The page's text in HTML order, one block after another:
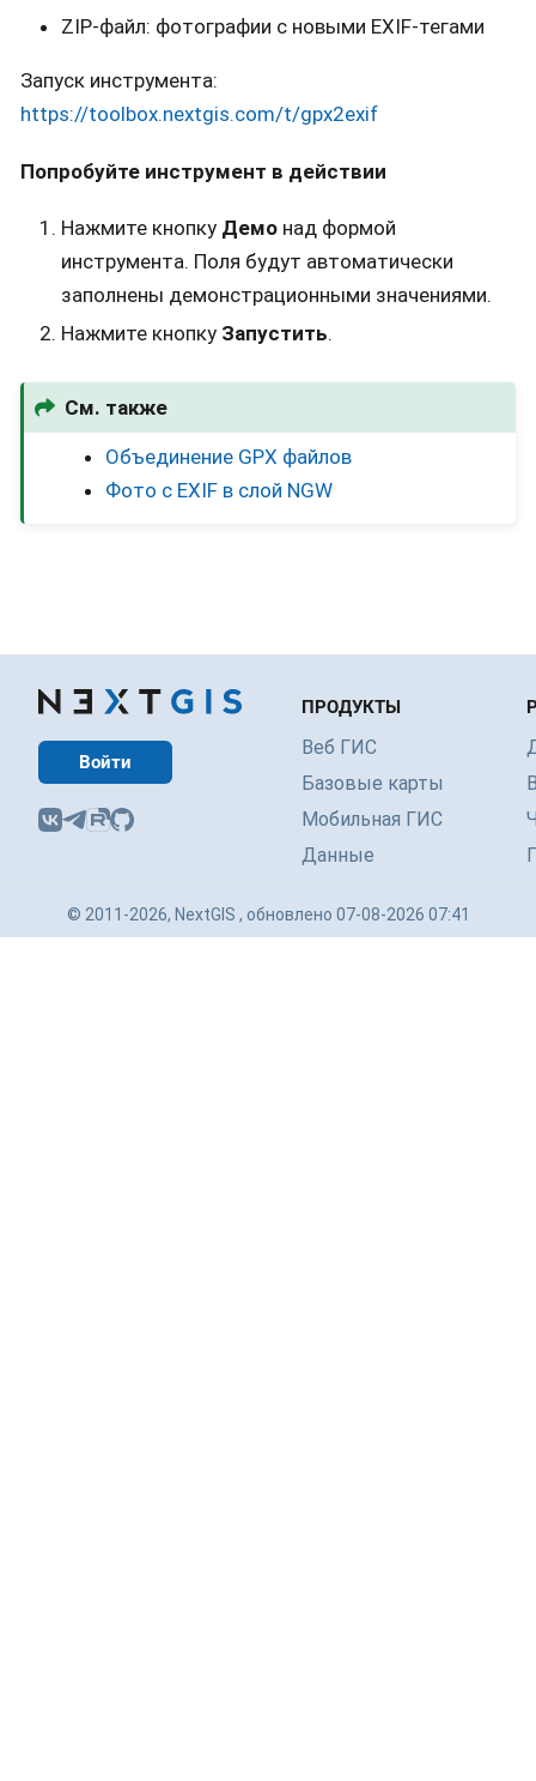
ZIP-файл: фотографии с новыми EXIF-тегами
Запуск инструмента:
https://toolbox.nextgis.com/t/gpx2exif
Попробуйте инструмент в действии
Нажмите кнопку Демо над формой
инструмента. Поля будут автоматически
заполнены демонстрационными значениями.
Нажмите кнопку Запустить.
См. также
Объединение GPX файлов
Фото с EXIF в слой NGW
Войти
ПРОДУКТЫ
Веб ГИС
Базовые карты
Мобильная ГИС
Данные
© 2011-2026, NextGIS , обновлено 07-08-2026 07:41